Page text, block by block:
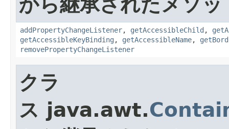
addPropertyChangeListener, getAccessibleChild ,
getAccessibleKeyBinding , getAccessibleName,
removePropertyChangeListener
クラ
ス java.awt.